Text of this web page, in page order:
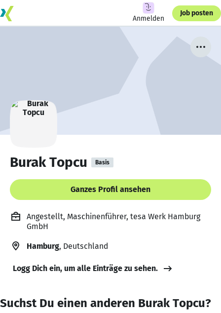
Anmelden
Job posten
Burak Topcu Basis
Ganzes Profil ansehen
Angestellt, Maschinenführer, tesa Werk Hamburg
GmbH
Hamburg, Deutschland
Logg Dich ein, um alle Einträge zu sehen.
Suchst Du einen anderen Burak Topcu?